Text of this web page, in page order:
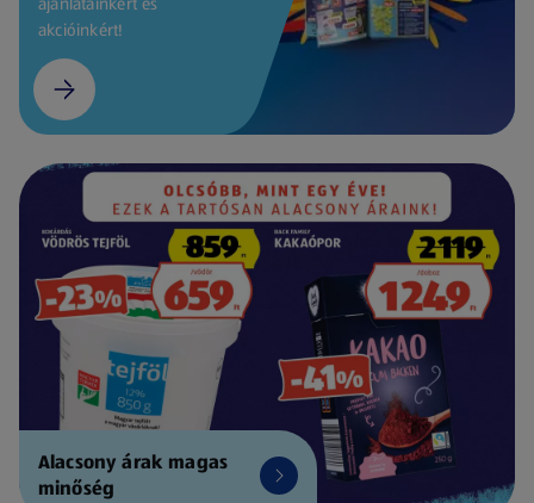
akcióinkért!
Alacsony árak magas
minőség